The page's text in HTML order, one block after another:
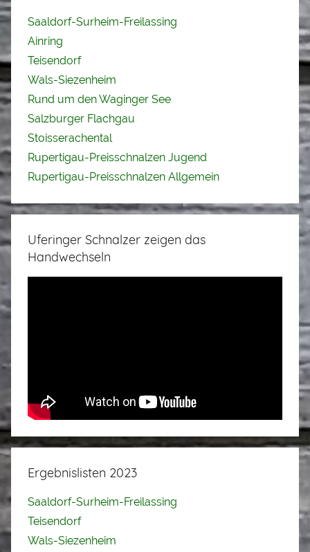
Saaldorf-Surheim-Freilassing
Ainring
Teisendorf
Wals-Siezenheim
Rund um den Waginger See
Salzburger Flachgau
Stoisserachental
Rupertigau-Preisschnalzen Jugend
Rupertigau-Preisschnalzen Allgemein
Uferinger Schnalzer zeigen das
Handwechseln
Ergebnislisten 2023
Saaldorf-Surheim-Freilassing
Teisendorf
Wals-Siezenheim